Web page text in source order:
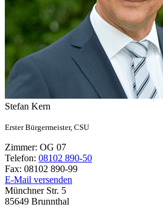
Stefan Kern
Erster Bürgermeister, CSU
Zimmer: OG 07
Telefon: 08102 890-50
Fax: 08102 890-99
E-Mail versenden
Münchner Str. 5
85649 Brunnthal